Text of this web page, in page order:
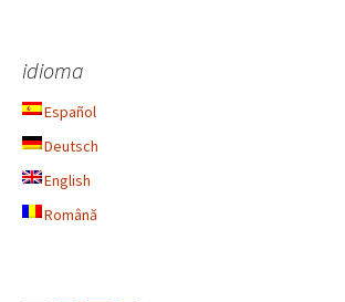
idioma
Español
Deutsch
English
Română